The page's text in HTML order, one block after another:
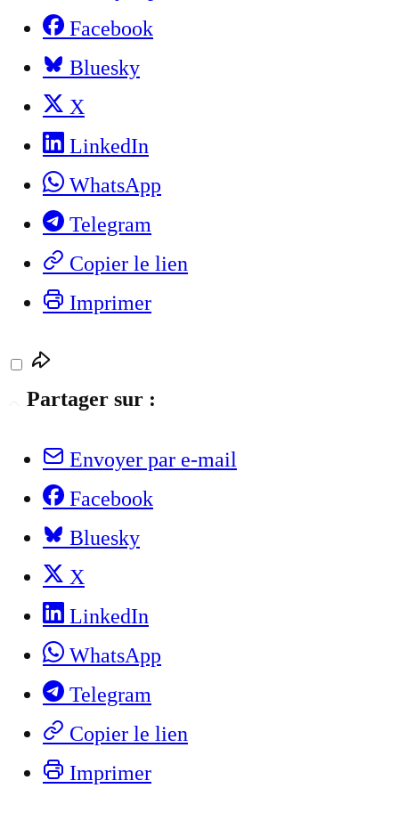
Facebook
Bluesky
X
LinkedIn
WhatsApp
Telegram
Copier le lien
Imprimer
Partager sur :
Envoyer par e-mail
Facebook
Bluesky
X
LinkedIn
WhatsApp
Telegram
Copier le lien
Imprimer